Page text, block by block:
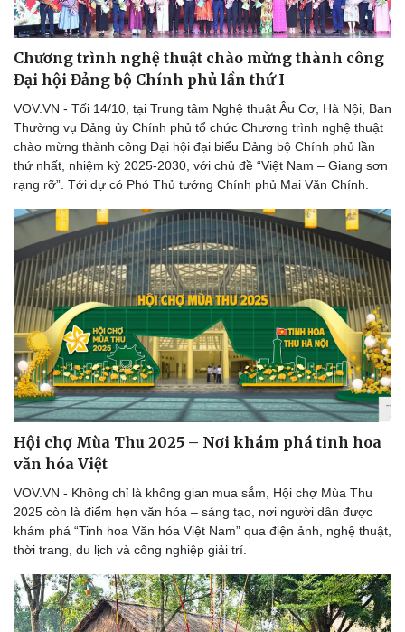
Chương trình nghệ thuật chào mừng thành công
Đại hội Đảng bộ Chính phủ lần thứ I
VOV.VN - Tối 14/10, tại Trung tâm Nghệ thuật Âu Cơ, Hà Nội, Ban
Thường vụ Đảng ủy Chính phủ tổ chức Chương trình nghệ thuật
chào mừng thành công Đại hội đại biểu Đảng bộ Chính phủ lần
thứ nhất, nhiệm kỳ 2025-2030, với chủ đề “Việt Nam – Giang sơn
rạng rỡ”. Tới dự có Phó Thủ tướng Chính phủ Mai Văn Chính.
Hội chợ Mùa Thu 2025 – Nơi khám phá tinh hoa
văn hóa Việt
VOV.VN - Không chỉ là không gian mua sắm, Hội chợ Mùa Thu
2025 còn là điểm hẹn văn hóa – sáng tạo, nơi người dân được
khám phá “Tinh hoa Văn hóa Việt Nam” qua điện ảnh, nghệ thuật,
thời trang, du lịch và công nghiệp giải trí.